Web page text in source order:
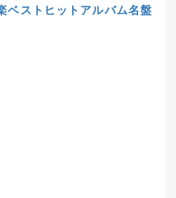
ベストヒットアルバム名盤